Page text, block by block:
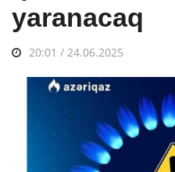
yaranacaq
20:01 / 24.06.2025